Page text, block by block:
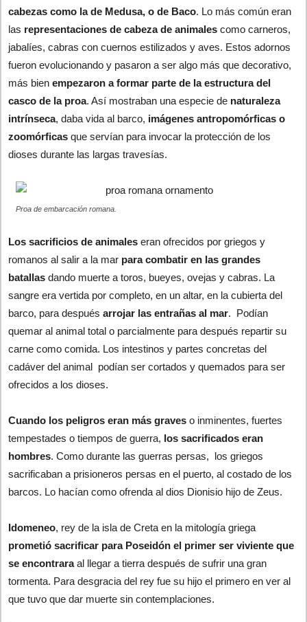
cabezas como la de Medusa, o de Baco. Lo más común eran
las representaciones de cabeza de animales como carneros,
jabalíes, cabras con cuernos estilizados y aves. Estos adornos
fueron evolucionando y pasaron a ser algo más que decorativo,
más bien empezaron a formar parte de la estructura del
casco de la proa. Así mostraban una especie de naturaleza
intrínseca, daba vida al barco, imágenes antropomórficas o
zoomórficas que servían para invocar la protección de los
dioses durante las largas travesías.
Proa de embarcación romana.
Los sacrificios de animales eran ofrecidos por griegos y
romanos al salir a la mar para combatir en las grandes
batallas dando muerte a toros, bueyes, ovejas y cabras. La
sangre era vertida por completo, en un altar, en la cubierta del
barco, para después arrojar las entrañas al mar. Podían
quemar al animal total o parcialmente para después repartir su
carne como comida. Los intestinos y partes concretas del
cadáver del animal podían ser cortados y quemados para ser
ofrecidos a los dioses.
Cuando los peligros eran más graves o inminentes, fuertes
tempestades o tiempos de guerra, los sacrificados eran
hombres. Como durante las guerras persas, los griegos
sacrificaban a prisioneros persas en el puerto, al costado de los
barcos. Lo hacían como ofrenda al dios Dionisio hijo de Zeus.
Idomeneo, rey de la isla de Creta en la mitología griega
prometió sacrificar para Poseidón el primer ser viviente que
se encontraraal llegar a tierra después de sufrir una gran
tormenta. Para desgracia del rey fue su hijo el primero en ver al
que tuvo que dar muerte sin contemplaciones.